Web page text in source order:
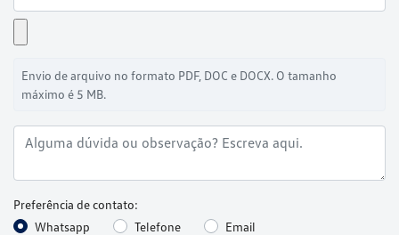
Envio de arquivo no formato PDF, DOC e DOCX. O tamanho
máximo é 5 MB.
Preferência de contato:
Whatsapp
Telefone Email